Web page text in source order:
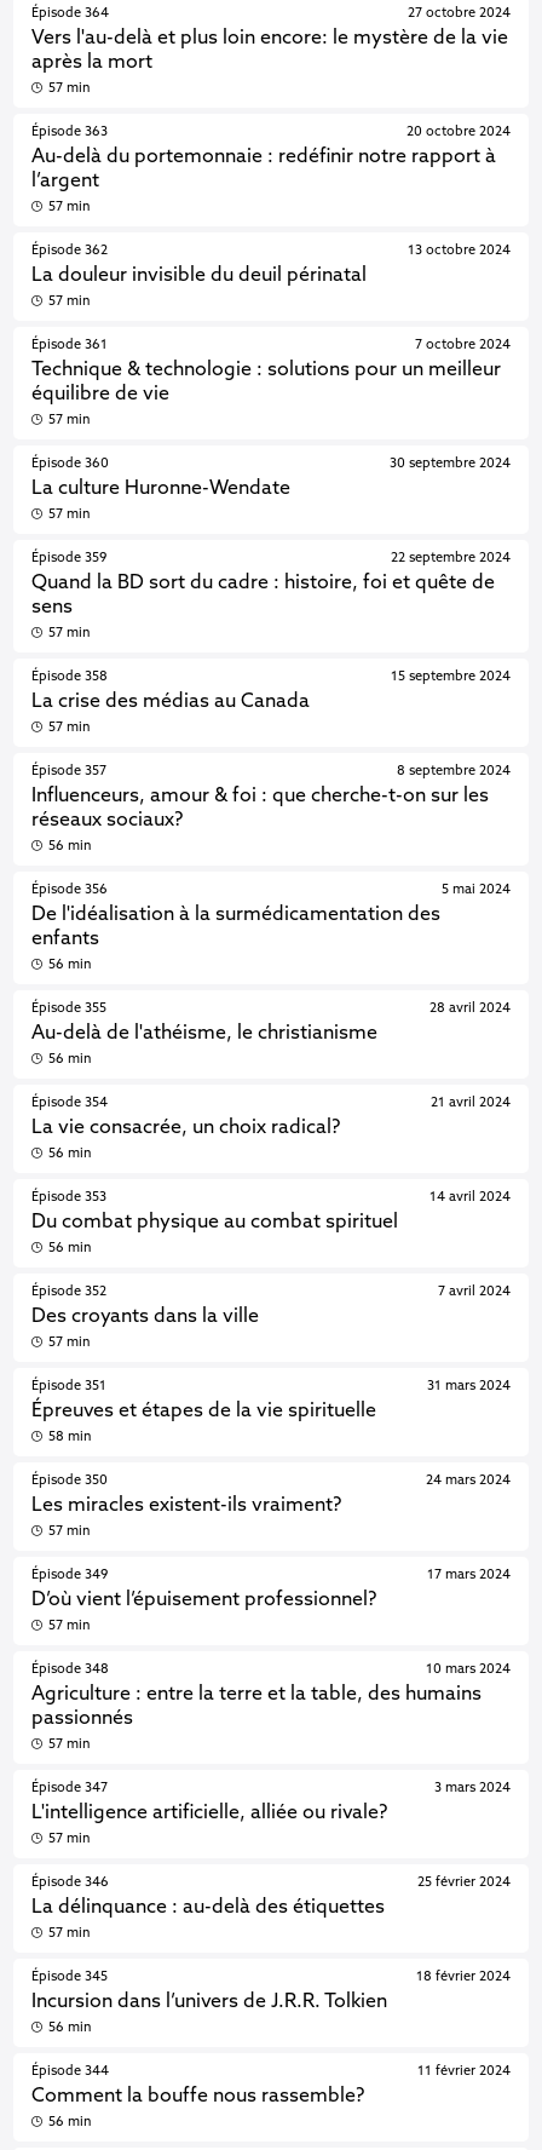
Épisode 364
Vers l'au-delà et plus loin encore: le mystère de la vie
après la mort
27 octobre 2024
57 min
Épisode 363
Au-delà du portemonnaie : redéfinir notre rapport à
l’argent
20 octobre 2024
57 min
Épisode 362
La douleur invisible du deuil périnatal
13 octobre 2024
57 min
Épisode 361
Technique & technologie : solutions pour un meilleur
équilibre de vie
7 octobre 2024
57 min
Épisode 360
La culture Huronne-Wendate
30 septembre 2024
57 min
Épisode 359
Quand la BD sort du cadre : histoire, foi et quête de
sens
22 septembre 2024
57 min
Épisode 358
La crise des médias au Canada
15 septembre 2024
57 min
Épisode 357
Influenceurs, amour & foi : que cherche-t-on sur les
réseaux sociaux?
8 septembre 2024
56 min
Épisode 356
De l'idéalisation à la surmédicamentation des
enfants
5 mai 2024
56 min
Épisode 355
Au-delà de l'athéisme, le christianisme
28 avril 2024
56 min
Épisode 354
La vie consacrée, un choix radical?
21 avril 2024
56 min
Épisode 353
Du combat physique au combat spirituel
14 avril 2024
56 min
Épisode 352
Des croyants dans la ville
7 avril 2024
57 min
Épisode 351
Épreuves et étapes de la vie spirituelle
31 mars 2024
58 min
Épisode 350
Les miracles existent-ils vraiment?
24 mars 2024
57 min
Épisode 349
D’où vient l’épuisement professionnel?
17 mars 2024
57 min
Épisode 348
Agriculture : entre la terre et la table, des humains
passionnés
10 mars 2024
57 min
Épisode 347
L'intelligence artificielle, alliée ou rivale?
3 mars 2024
57 min
Épisode 346
La délinquance : au-delà des étiquettes
25 février 2024
57 min
Épisode 345
Incursion dans l’univers de J.R.R. Tolkien
18 février 2024
56 min
Épisode 344
Comment la bouffe nous rassemble?
11 février 2024
56 min